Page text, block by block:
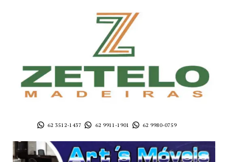
62 3512-1437 62 9911-1901 62 9980-0759